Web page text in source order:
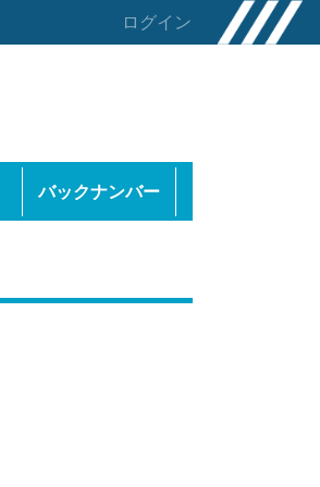
ログイン
バックナンバー